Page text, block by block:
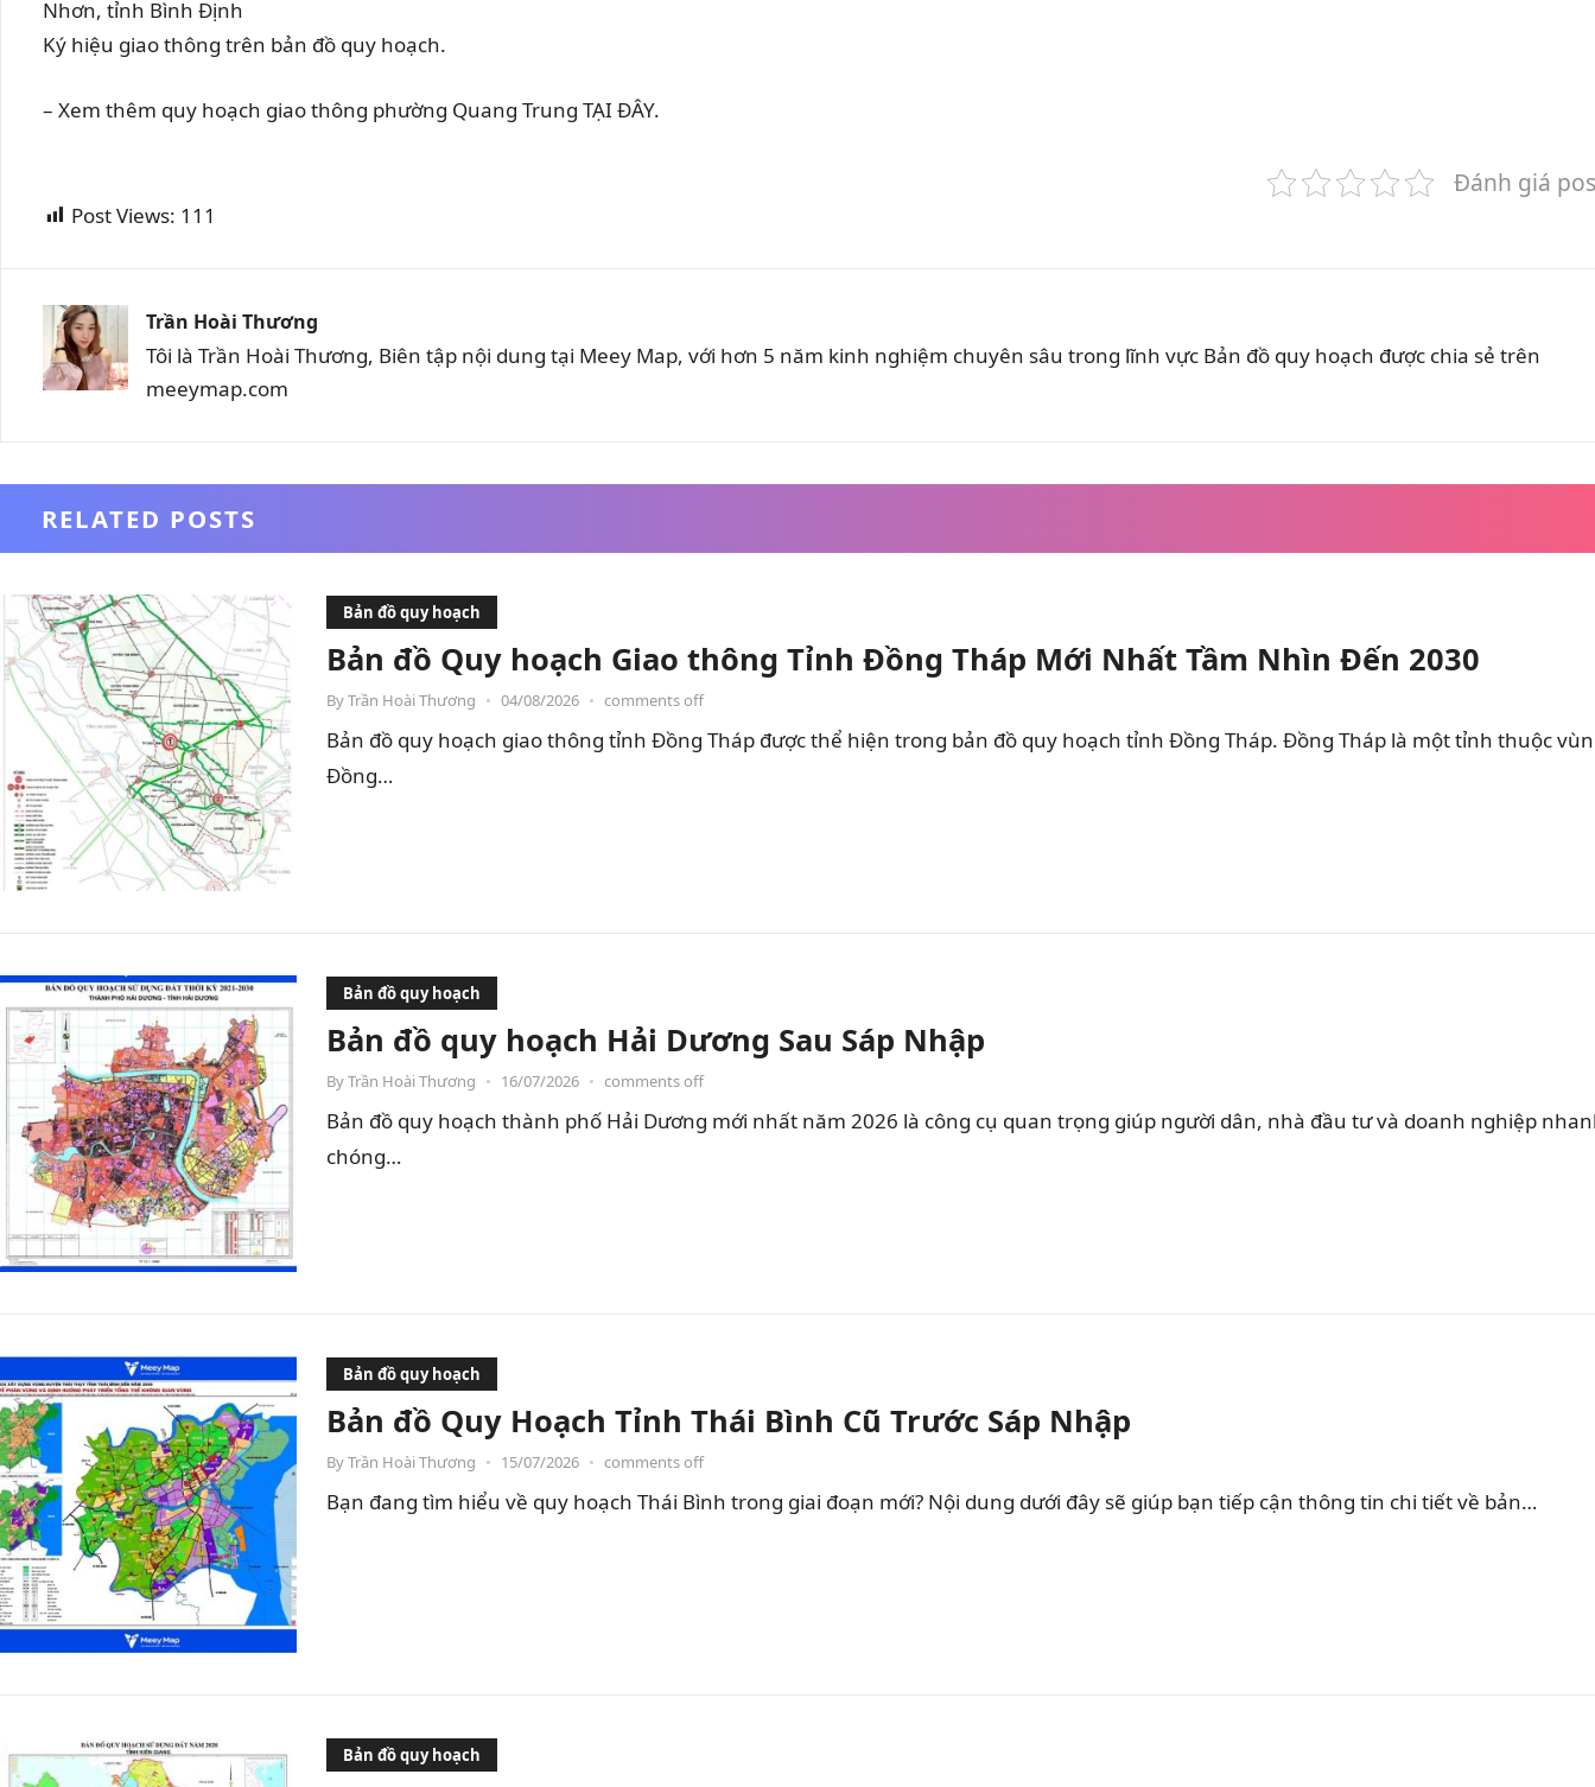
Ký hiệu giao thông trên bản đồ quy hoạch.
– Xem thêm quy hoạch giao thông phường Quang Trung TẠI ĐÂY.
Đánh giá
Post Views: 111
Trần Hoài Thương
Tôi là Trần Hoài Thương, Biên tập nội dung tại Meey Map, với hơn 5 năm kinh nghiệm chuyên sâu trong lĩnh vực Bản đồ quy hoạch được chia sẻ trên
meeymap.com
RELATED POSTS
Bản đồ quy hoạch
Bản đồ Quy hoạch Giao thông Tỉnh Đồng Tháp Mới Nhất Tầm Nhìn Đến 2030
ByTrần Hoài Thương • 04/08/2026 • comments off
Bản đồ quy hoạch giao thông tỉnh Đồng Tháp được thể hiện trong bản đồ quy hoạch tỉnh Đồng Tháp. Đồng Tháp là một tỉnh thuộc
Đồng…
Bản đồ quy hoạch
Bản đồ quy hoạch Hải Dương Sau Sáp Nhập
ByTrần Hoài Thương • 16/07/2026 • comments off
Bản đồ quy hoạch thành phố Hải Dương mới nhất năm 2026 là công cụ quan trọng giúp người dân, nhà đầu tư và doanh nghiệp
chóng…
Bản đồ quy hoạch
Bản đồ Quy Hoạch Tỉnh Thái Bình Cũ Trước Sáp Nhập
ByTrần Hoài Thương • 15/07/2026 • comments off
Bạn đang tìm hiểu về quy hoạch Thái Bình trong giai đoạn mới? Nội dung dưới đây sẽ giúp bạn tiếp cận thông tin chi tiết về bản…
Bản đồ quy hoạch